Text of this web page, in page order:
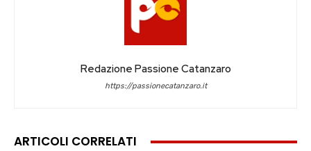
Redazione Passione Catanzaro
https://passionecatanzaro.it
ARTICOLI CORRELATI